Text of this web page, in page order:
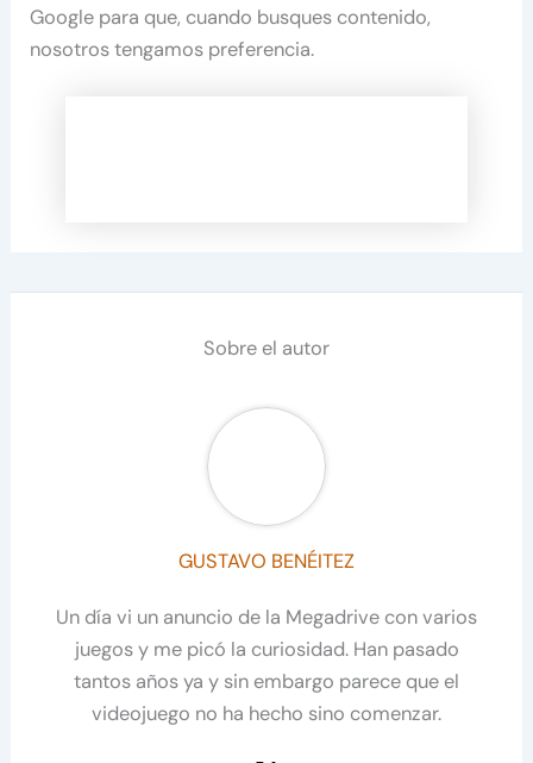
Google para que, cuando busques contenido,
nosotros tengamos preferencia.
Sobre el autor
GUSTAVO BENÉITEZ
Un día vi un anuncio de la Megadrive con varios
juegos y me picó la curiosidad. Han pasado
tantos años ya y sin embargo parece que el
videojuego no ha hecho sino comenzar.